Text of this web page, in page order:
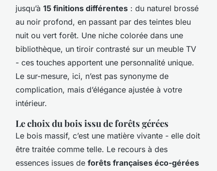
jusqu’à 15 finitions différentes : du naturel brossé
au noir profond, en passant par des teintes bleu
nuit ou vert forêt. Une niche colorée dans une
bibliothèque, un tiroir contrasté sur un meuble TV
- ces touches apportent une personnalité unique.
Le sur-mesure, ici, n’est pas synonyme de
complication, mais d’élégance ajustée à votre
intérieur.
Le choix du bois issu de forêts gérées
Le bois massif, c’est une matière vivante - elle doit
être traitée comme telle. Le recours à des
essences issues de forêts françaises éco-gérées